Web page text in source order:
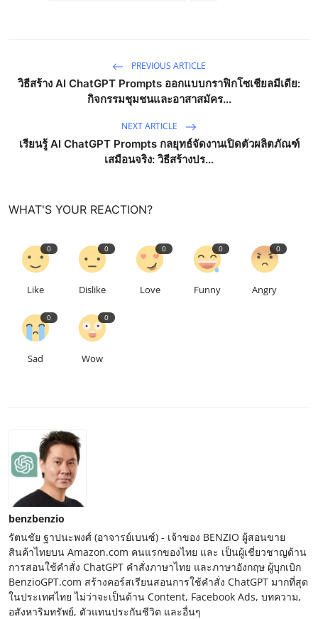
PREVIOUS ARTICLE
วิธีสร้าง AI ChatGPT Prompts ออกแบบกราฟิกโซเชียลมีเดีย:
กิจกรรมชุมชนและอาสาสมัคร...
NEXT ARTICLE
เรียนรู้ AI ChatGPT Prompts กลยุทธ์จัดงานเปิดตัวผลิตภัณฑ์
เสมือนจริง: วิธีสร้างปร...
WHAT'S YOUR REACTION?
0
Like
0
Dislike
0
Love
0
Funny
0
Angry
0
Sad
0
Wow
benzbenzio
รัตนชัย ฐาปนะพงศ์ (อาจารย์เบนซ์) - เจ้าของ BENZIO ผู้สอนขาย
สินค้าไทยบน Amazon.com คนแรกของไทย และ เป็นผู้เชี่ยวชาญด้าน
การสอนใช้คำสั่ง ChatGPT คำสั่งภาษาไทย และภาษาอังกฤษ ผู้บุกเบิก
BenzioGPT.com สร้างคอร์สเรียนสอนการใช้คำสั่ง ChatGPT มากที่สุด
ในประเทศไทย ไม่ว่าจะเป็นด้าน Content, Facebook Ads, บทความ,
อสังหาริมทรัพย์, ตัวแทนประกันชีวิต และอื่นๆ